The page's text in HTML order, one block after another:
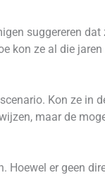
suggereren dat
kon ze al die jaren
Kon ze in
maar de
Hoewel er geen